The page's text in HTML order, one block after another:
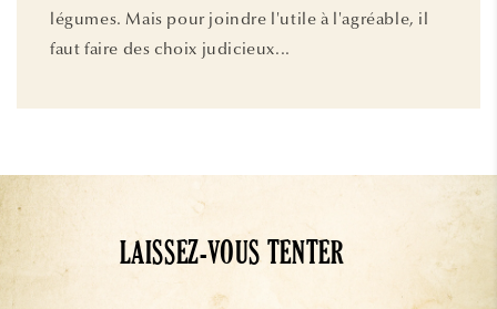
légumes. Mais pour joindre l'utile à l'agréable, il
faut faire des choix judicieux...
LAISSEZ-VOUS TENTER